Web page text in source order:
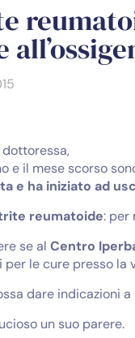
e il mese scorso
e ha iniziato ad
reumatoide: per
se al Centro
per le cure presso la
dare indicazioni
un suo parere.